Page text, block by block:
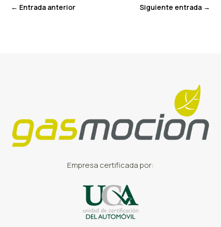
← Entrada anterior Siguiente entrada→
Empresa certificada por: